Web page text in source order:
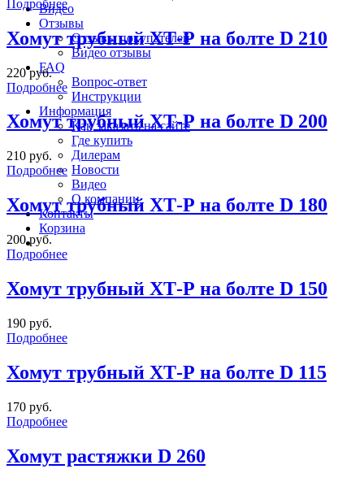
Видео
Отзывы
Отзывы покупателей
Видео отзывы
FAQ
Вопрос-ответ
Инструкции
Информация
Как заказать на сайте
Где купить
Дилерам
Новости
Видео
О компании
Контакты
Корзина
Подробнее
Хомут трубный ХТ-Р на болте D 210
220 руб.
Подробнее
Хомут трубный ХТ-Р на болте D 200
210 руб.
Подробнее
Хомут трубный ХТ-Р на болте D 180
200 руб.
Подробнее
Хомут трубный ХТ-Р на болте D 150
190 руб.
Подробнее
Хомут трубный ХТ-Р на болте D 115
170 руб.
Подробнее
Хомут растяжки D 260